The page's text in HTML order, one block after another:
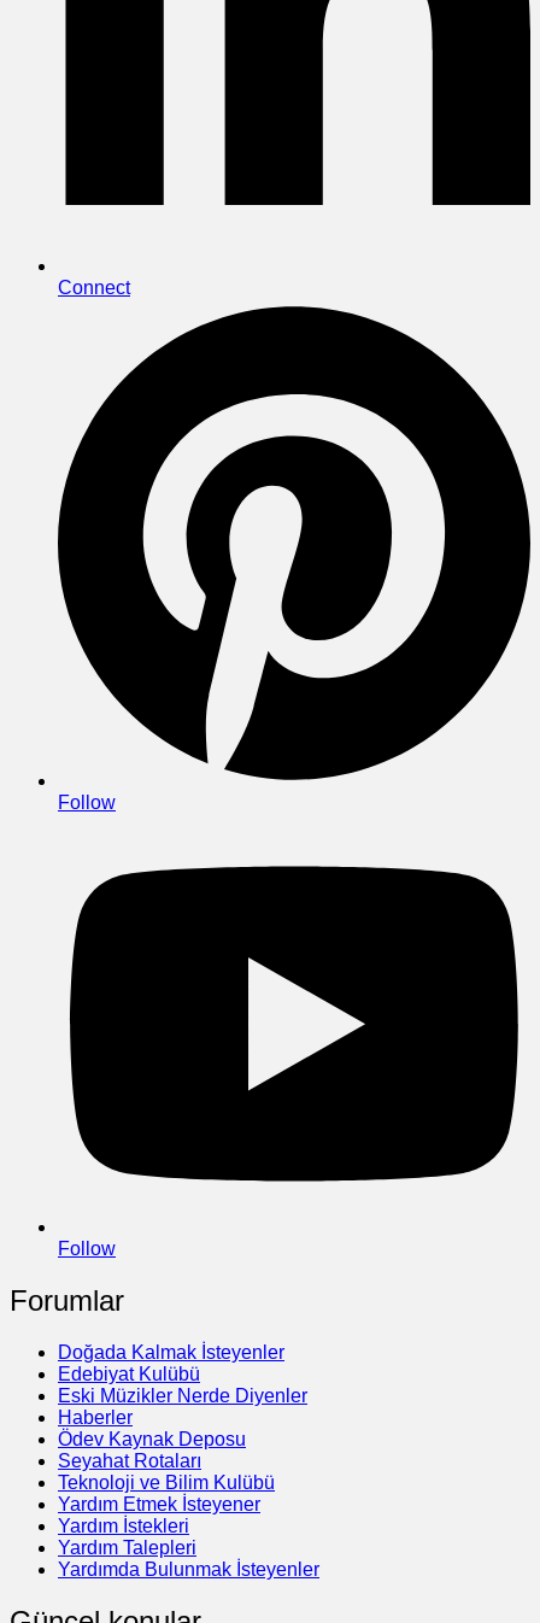
Connect
Follow
Follow
Forumlar
Doğada Kalmak İsteyenler
Edebiyat Kulübü
Eski Müzikler Nerde Diyenler
Haberler
Ödev Kaynak Deposu
Seyahat Rotaları
Teknoloji ve Bilim Kulübü
Yardım Etmek İsteyener
Yardım İstekleri
Yardım Talepleri
Yardımda Bulunmak İsteyenler